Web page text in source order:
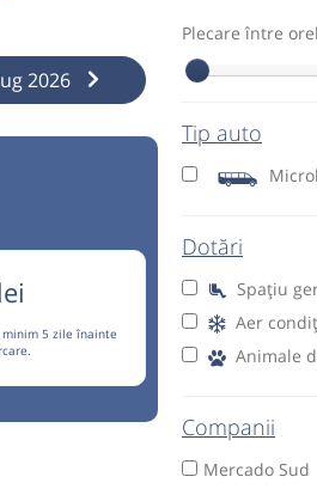
Plecare între
Tip auto
Dotări
Spațiu
Aer
Animale
Companii
Mercado Sud
2026
lei
minim 5 zile înainte